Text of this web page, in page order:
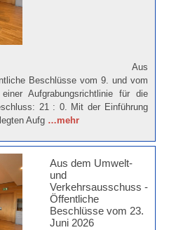
Beschlüsse vom 9. und vom
Aufgrabungsrichtlinie für die
21 : 0. Mit der Einführung
Aufg …mehr
Aus dem Umwelt-
und
Verkehrsausschuss -
Öffentliche
Beschlüsse vom 23.
Juni 2026